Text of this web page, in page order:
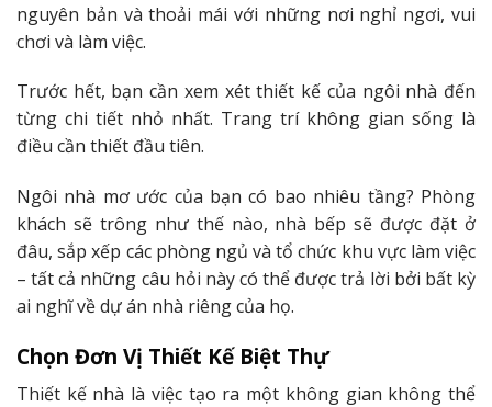
nguyên bản và thoải mái với những nơi nghỉ ngơi, vui
chơi và làm việc.
Trước hết, bạn cần xem xét thiết kế của ngôi nhà đến
từng chi tiết nhỏ nhất. Trang trí không gian sống là
điều cần thiết đầu tiên.
Ngôi nhà mơ ước của bạn có bao nhiêu tầng? Phòng
khách sẽ trông như thế nào, nhà bếp sẽ được đặt ở
đâu, sắp xếp các phòng ngủ và tổ chức khu vực làm việc
– tất cả những câu hỏi này có thể được trả lời bởi bất kỳ
ai nghĩ về dự án nhà riêng của họ.
Chọn Đơn Vị Thiết Kế Biệt Thự
Thiết kế nhà là việc tạo ra một không gian không thể